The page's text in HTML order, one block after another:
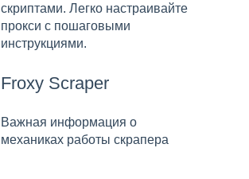
скриптами. Легко настраивайте
прокси с пошаговыми
инструкциями.
Froxy Scraper
Важная информация о
механиках работы скрапера